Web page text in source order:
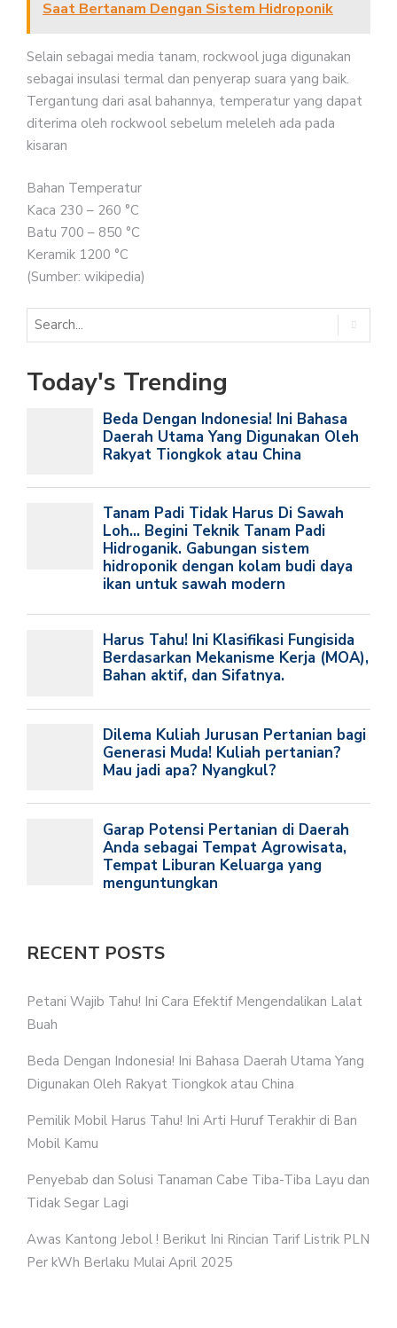
Saat Bertanam Dengan Sistem Hidroponik
Selain sebagai media tanam, rockwool juga digunakan
sebagai insulasi termal dan penyerap suara yang baik.
Tergantung dari asal bahannya, temperatur yang dapat
diterima oleh rockwool sebelum meleleh ada pada
kisaran
Bahan Temperatur
Kaca 230 – 260 °C
Batu 700 – 850 °C
Keramik 1200 °C
(Sumber: wikipedia)
Today's Trending
RECENT POSTS
Petani Wajib Tahu! Ini Cara Efektif Mengendalikan Lalat
Buah
Beda Dengan Indonesia! Ini Bahasa Daerah Utama Yang
Digunakan Oleh Rakyat Tiongkok atau China
Pemilik Mobil Harus Tahu! Ini Arti Huruf Terakhir di Ban
Mobil Kamu
Penyebab dan Solusi Tanaman Cabe Tiba-Tiba Layu dan
Tidak Segar Lagi
Awas Kantong Jebol ! Berikut Ini Rincian Tarif Listrik PLN
Per kWh Berlaku Mulai April 2025